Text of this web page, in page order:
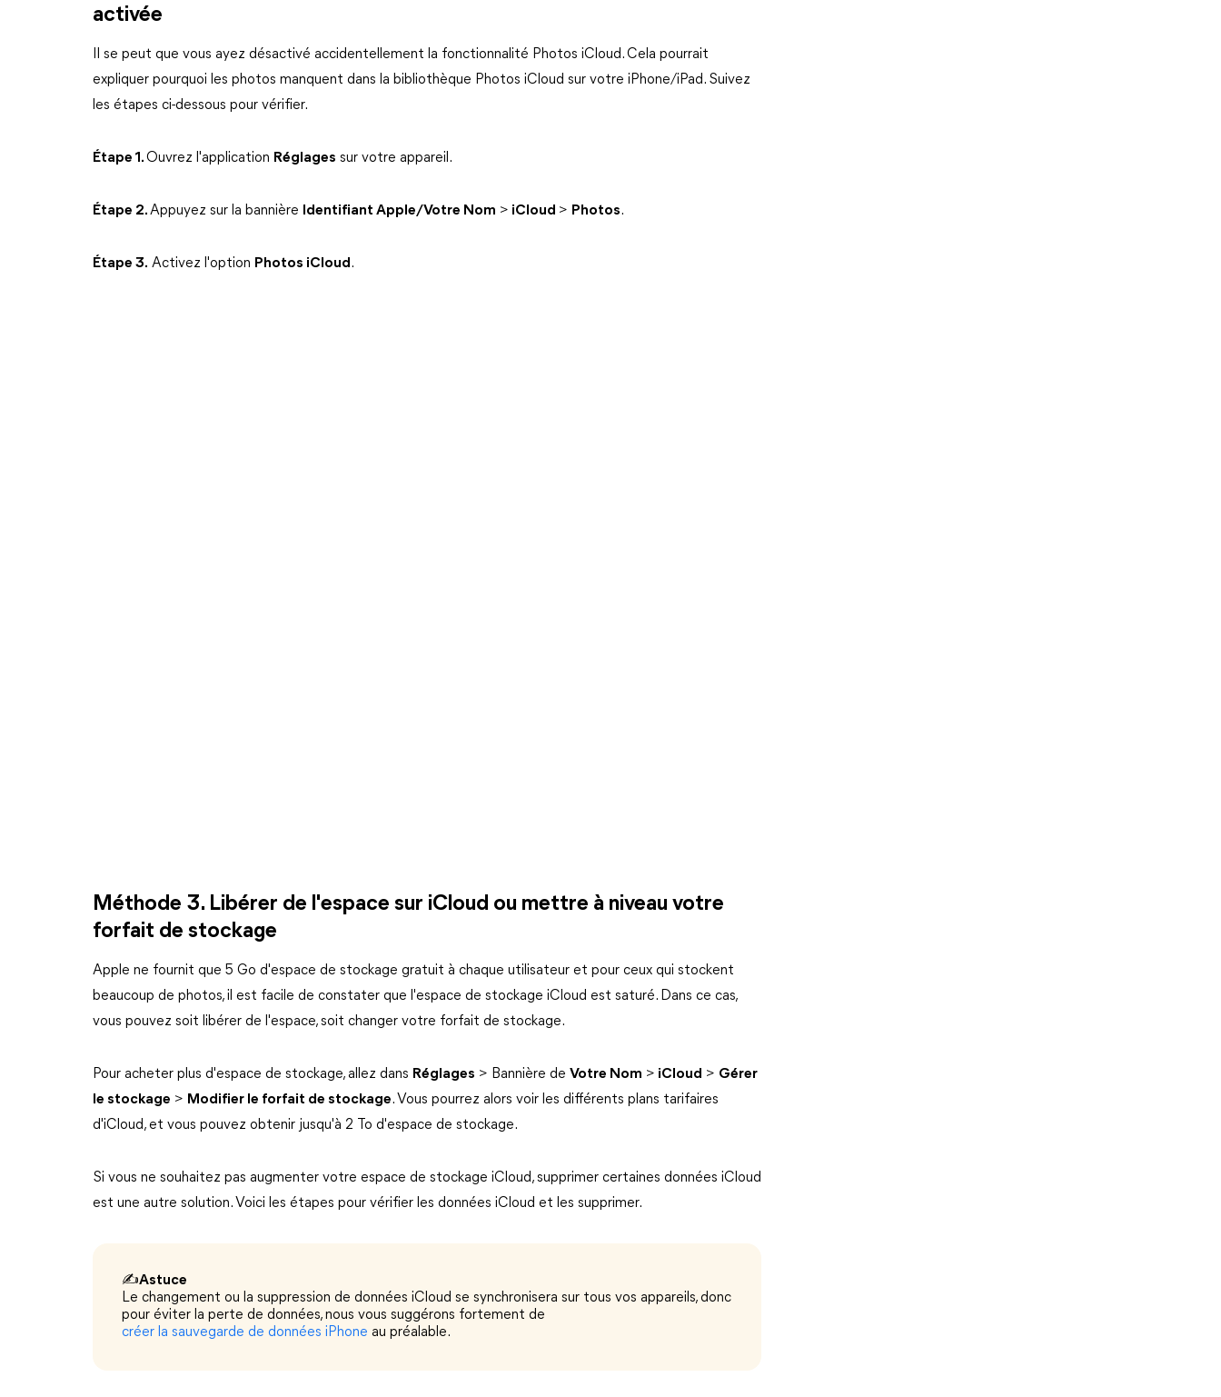
activée
Il se peut que vous ayez désactivé accidentellement la fonctionnalité Photos iCloud. Cela pourrait
expliquer pourquoi les photos manquent dans la bibliothèque Photos iCloud sur votre iPhone/iPad. Suivez
les étapes ci-dessous pour vérifier.
Étape 1.Ouvrez l'application Réglages sur votre appareil.
Étape 2.Appuyez sur la bannière Identifiant Apple/Votre Nom > iCloud > Photos.
Étape 3. Activez l'option Photos iCloud.
Méthode 3. Libérer de l'espace sur iCloud ou mettre à niveau votre
forfait de stockage
Apple ne fournit que 5 Go d'espace de stockage gratuit à chaque utilisateur et pour ceux qui stockent
beaucoup de photos, il est facile de constater que l'espace de stockage iCloud est saturé. Dans ce cas,
vous pouvez soit libérer de l'espace, soit changer votre forfait de stockage.
Pour acheter plus d'espace de stockage, allez dans Réglages > Bannière de Votre Nom > iCloud > Gérer
le stockage > Modifier le forfait de stockage. Vous pourrez alors voir les différents plans tarifaires
d'iCloud, et vous pouvez obtenir jusqu'à 2 To d'espace de stockage.
Si vous ne souhaitez pas augmenter votre espace de stockage iCloud, supprimer certaines données iCloud
est une autre solution. Voici les étapes pour vérifier les données iCloud et les supprimer.
✍Astuce
Le changement ou la suppression de données iCloud se synchronisera sur tous vos appareils, donc
pour éviter la perte de données, nous vous suggérons fortement de
créer la sauvegarde de données iPhone au préalable.